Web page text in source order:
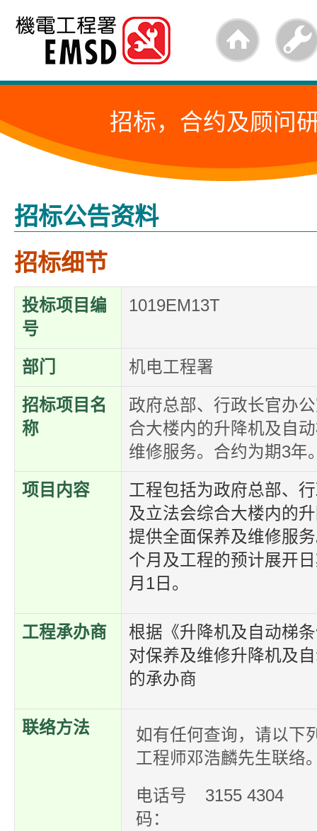
跳
内
的
始
招标，合约及顾问
招标公告资料
招标细节
投标项目编
号
1019EM13T
部门 机电工程署
招标项目名
称
政府总部、行政长官办
合大楼内的升降机及自
维修服务。合约为期3年
项目内容
工程包括为政府总部、
及立法会综合大楼内的
提供全面保养及维修服
个月及工程的预计展开
月1日。
工程承办商
根据《升降机及自动梯
对保养及维修升降机及
的承办商
联络方法
如有任何查询，请以下
工程师邓浩麟先生联络
电话号
码：
3155 4304